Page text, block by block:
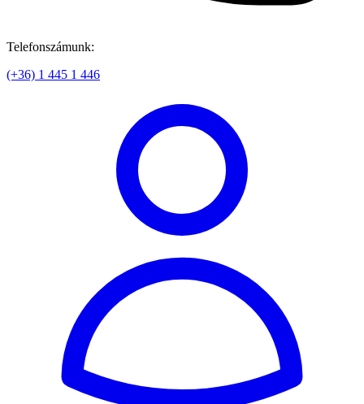
Telefonszámunk:
(+36) 1 445 1 446